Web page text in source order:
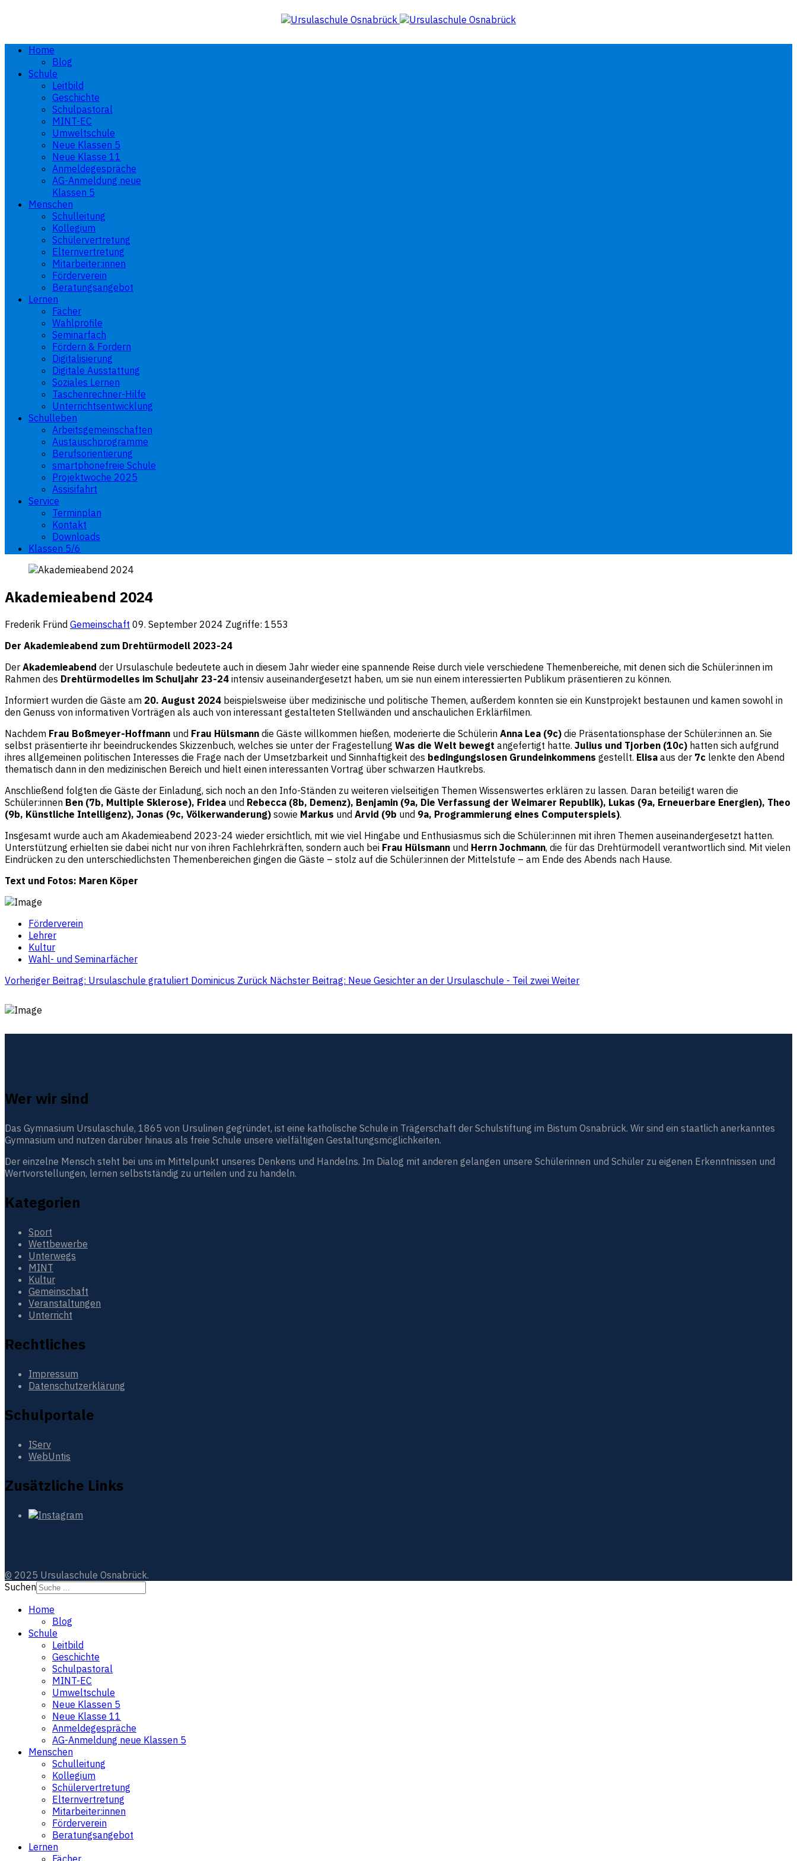
Home
Blog
Schule
Leitbild
Geschichte
Schulpastoral
MINT-EC
Umweltschule
Neue Klassen 5
Neue Klasse 11
Anmeldegespräche
AG-Anmeldung neue
Klassen 5
Menschen
Schulleitung
Kollegium
Schülervertretung
Elternvertretung
Mitarbeiter:innen
Förderverein
Beratungsangebot
Lernen
Fächer
Wahlprofile
Seminarfach
Fördern & Fordern
Digitalisierung
Digitale Ausstattung
Soziales Lernen
Taschenrechner-Hilfe
Unterrichtsentwicklung
Schulleben
Arbeitsgemeinschaften
Austauschprogramme
Berufsorientierung
smartphonefreie Schule
Projektwoche 2025
Assisifahrt
Service
Terminplan
Kontakt
Downloads
Klassen 5/6
Akademieabend 2024
Frederik Fründ Gemeinschaft 09. September 2024 Zugriffe: 1553
Der Akademieabend zum Drehtürmodell 2023-24
Der Akademieabend der Ursulaschule bedeutete auch in diesem Jahr wieder eine spannende Reise durch viele verschiedene Themenbereiche, mit denen sich die Schüler:innen im
Rahmen des Drehtürmodelles im Schuljahr 23-24 intensiv auseinandergesetzt haben, um sie nun einem interessierten Publikum präsentieren zu können.
Informiert wurden die Gäste am 20. August 2024 beispielsweise über medizinische und politische Themen, außerdem konnten sie ein Kunstprojekt bestaunen und kamen sowohl in
den Genuss von informativen Vorträgen als auch von interessant gestalteten Stellwänden und anschaulichen Erklärfilmen.
Nachdem Frau Boßmeyer-Hoffmann und Frau Hülsmann die Gäste willkommen hießen, moderierte die Schülerin Anna Lea (9c) die Präsentationsphase der Schüler:innen an. Sie
selbst präsentierte ihr beeindruckendes Skizzenbuch, welches sie unter der Fragestellung Was die Welt bewegt angefertigt hatte. Julius und Tjorben (10c) hatten sich aufgrund
ihres allgemeinen politischen Interesses die Frage nach der Umsetzbarkeit und Sinnhaftigkeit des bedingungslosen Grundeinkommens gestellt. Elisa aus der 7c lenkte den Abend
thematisch dann in den medizinischen Bereich und hielt einen interessanten Vortrag über schwarzen Hautkrebs.
Anschließend folgten die Gäste der Einladung, sich noch an den Info-Ständen zu weiteren vielseitigen Themen Wissenswertes erklären zu lassen. Daran beteiligt waren die
Schüler:innen Ben (7b, Multiple Sklerose), Fridea und Rebecca (8b, Demenz), Benjamin (9a, Die Verfassung der Weimarer Republik), Lukas (9a, Erneuerbare Energien), Theo
(9b, Künstliche Intelligenz), Jonas (9c, Völkerwanderung) sowie Markus und Arvid (9b und 9a, Programmierung eines Computerspiels).
Insgesamt wurde auch am Akademieabend 2023-24 wieder ersichtlich, mit wie viel Hingabe und Enthusiasmus sich die Schüler:innen mit ihren Themen auseinandergesetzt hatten.
Unterstützung erhielten sie dabei nicht nur von ihren Fachlehrkräften, sondern auch bei Frau Hülsmann und Herrn Jochmann, die für das Drehtürmodell verantwortlich sind. Mit vielen
Eindrücken zu den unterschiedlichsten Themenbereichen gingen die Gäste – stolz auf die Schüler:innen der Mittelstufe – am Ende des Abends nach Hause.
Text und Fotos: Maren Köper
Förderverein
Lehrer
Kultur
Wahl- und Seminarfächer
Vorheriger Beitrag: Ursulaschule gratuliert Dominicus Zurück Nächster Beitrag: Neue Gesichter an der Ursulaschule - Teil zwei Weiter
Wer wir sind
Das Gymnasium Ursulaschule, 1865 von Ursulinen gegründet, ist eine katholische Schule in Trägerschaft der Schulstiftung im Bistum Osnabrück. Wir sind ein staatlich anerkanntes
Gymnasium und nutzen darüber hinaus als freie Schule unsere vielfältigen Gestaltungsmöglichkeiten.
Der einzelne Mensch steht bei uns im Mittelpunkt unseres Denkens und Handelns. Im Dialog mit anderen gelangen unsere Schülerinnen und Schüler zu eigenen Erkenntnissen und
Wertvorstellungen, lernen selbstständig zu urteilen und zu handeln.
Kategorien
Sport
Wettbewerbe
Unterwegs
MINT
Kultur
Gemeinschaft
Veranstaltungen
Unterricht
Rechtliches
Impressum
Datenschutzerklärung
Schulportale
IServ
WebUntis
Zusätzliche Links
© 2025 Ursulaschule Osnabrück.
Suchen
Home
Blog
Schule
Leitbild
Geschichte
Schulpastoral
MINT-EC
Umweltschule
Neue Klassen 5
Neue Klasse 11
Anmeldegespräche
AG-Anmeldung neue Klassen 5
Menschen
Schulleitung
Kollegium
Schülervertretung
Elternvertretung
Mitarbeiter:innen
Förderverein
Beratungsangebot
Lernen
Fächer